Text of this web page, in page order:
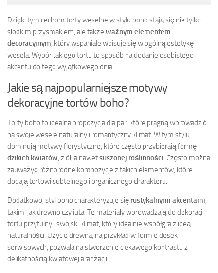
Dzięki tym cechom torty weselne w stylu boho stają się nie tylko
słodkim przysmakiem, ale także ważnym elementem
decoracyjnym, który wspaniale wpisuje się w ogólną estetykę
wesela. Wybór takiego tortu to sposób na dodanie osobistego
akcentu do tego wyjątkowego dnia.
Jakie są najpopularniejsze motywy
dekoracyjne tortów boho?
Torty boho to idealna propozycja dla par, które pragną wprowadzić
na swoje wesele naturalny i romantyczny klimat. W tym stylu
dominują motywy florystyczne, które często przybierają formę
dzikich kwiatów, ziół, a nawetsuszonej roślinności. Często można
zauważyć różnorodne kompozycje z takich elementów, które
dodają tortowi subtelnego i organicznego charakteru.
Dodatkowo, styl boho charakteryzuje się rustykalnymi akcentami,
takimi jak drewno czy juta. Te materiały wprowadzają do dekoracji
tortu przytulny i swojski klimat, który idealnie współgra z ideą
naturalności. Użycie drewna, na przykład w formie desek
serwisowych, pozwala na stworzenie ciekawego kontrastu z
delikatnością kwiatowej aranżacji.